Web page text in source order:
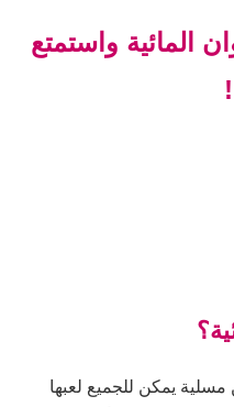
المائية واستمتع
مسلية يمكن للجميع لعبها